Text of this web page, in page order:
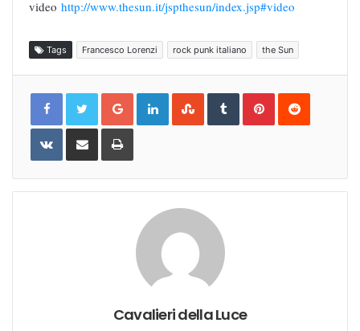
video http://www.thesun.it/jspthesun/index.jsp#video
Tags Francesco Lorenzi rock punk italiano the Sun
Google+LinkedInStumbleUpon
TumblrPinterestReddit
VKontakteShare
Email
Print
Cavalieri della Luce